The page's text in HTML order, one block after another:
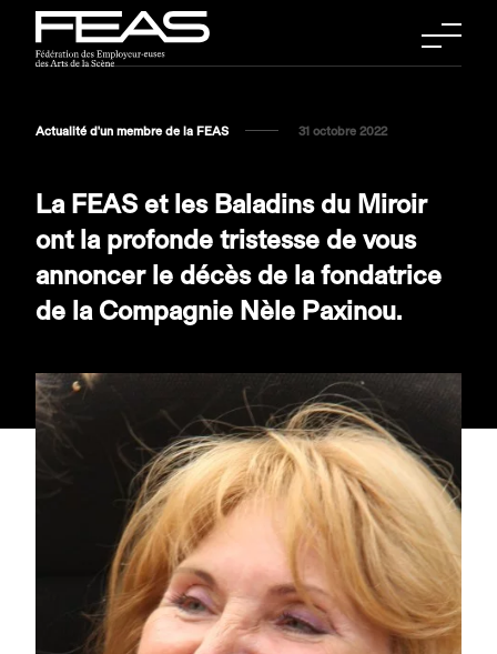
Actualité d'un membre de la FEAS 31 octobre 2022
La FEAS et les Baladins du Miroir
ont la profonde tristesse de vous
annoncer le décès de la fondatrice
de la Compagnie Nèle Paxinou.